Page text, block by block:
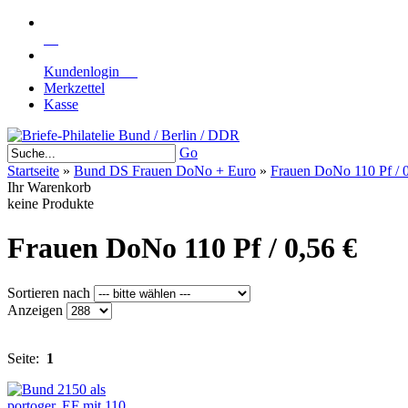
Kundenlogin
Merkzettel
Kasse
Go
Startseite » Bund DS Frauen DoNo + Euro » Frauen DoNo 110 Pf /
Ihr Warenkorb
keine Produkte
Frauen DoNo 110 Pf / 0,56 €
Sortieren nach
Anzeigen
Seite: 1